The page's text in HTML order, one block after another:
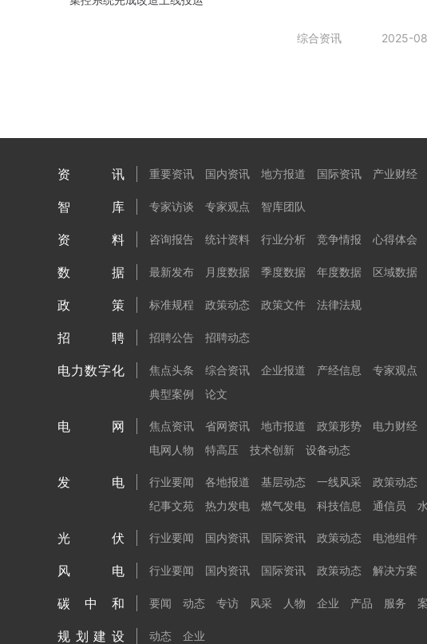
综合资讯 2025-
资讯 重要资讯 国内资讯 地方报道 国际资讯 产业财经
智库 专家访谈 专家观点 智库团队
资料 咨询报告 统计资料 行业分析 竞争情报 心得体会
数据 最新发布 月度数据 季度数据 年度数据 区域数据
政策 标准规程 政策动态 政策文件 法律法规
招聘 招聘公告 招聘动态
电力数字化 焦点头条 综合资讯 企业报道 产经信息 专家观点
典型案例
论文
电网 焦点资讯 省网资讯 地市报道 政策形势 电力财经
电网人物
特高压 技术创新 设备动态
发电 行业要闻 各地报道 基层动态 一线风采 政策动态
纪事文苑
热力发电 燃气发电 科技信息 通信员
光伏 行业要闻 国内资讯 国际资讯 政策动态 电池组件
风电 行业要闻 国内资讯 国际资讯 政策动态 解决方案
碳中和 要闻 动态 专访 风采 人物 企业 产品 服务
规划建设 动态 企业